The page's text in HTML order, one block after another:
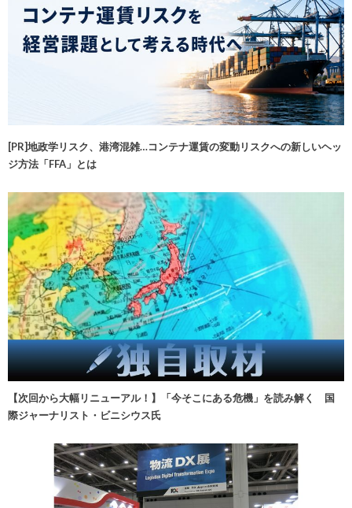
[PR]地政学リスク、港湾混雑…コンテナ運賃の変動リスクへの新しいヘッ
ジ方法「FFA」とは
【次回から大幅リニューアル！】「今そこにある危機」を読み解く 国
際ジャーナリスト・ビニシウス氏